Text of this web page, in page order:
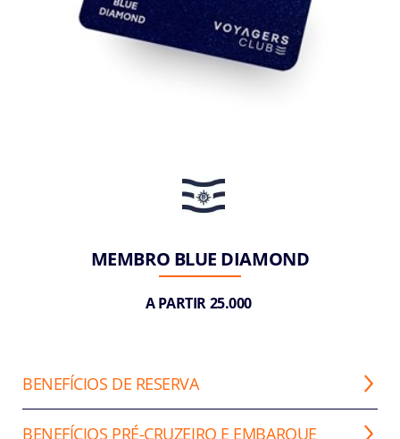
MEMBRO BLUE DIAMOND
A PARTIR 25.000
BENEFÍCIOS DE RESERVA
BENEFÍCIOS PRÉ-CRUZEIRO E EMBARQUE